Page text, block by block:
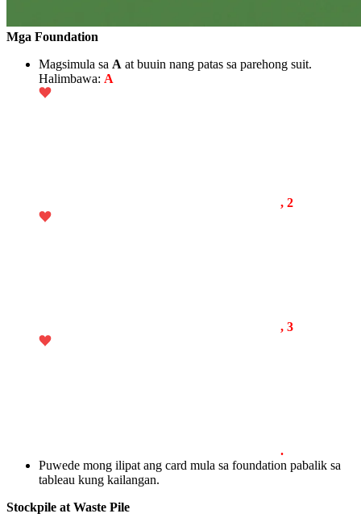
Mga Foundation
Magsimula sa A at buuin nang patas sa parehong suit.
Halimbawa: A
, 2
, 3
.
Puwede mong ilipat ang card mula sa foundation pabalik sa
tableau kung kailangan.
Stockpile at Waste Pile